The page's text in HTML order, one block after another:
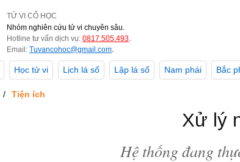
TỬ VI CỔ HỌC
Nhóm nghiên cứu tử vi chuyên sâu.
Hotline tư vấn dịch vụ: 0817.505.493.
Email: Tuvancohoc@gmail.com.
Học tử vi Lịch lá số Lập lá số Nam phái Bắc
Tiện ích
Xử lý
Hệ thống đang